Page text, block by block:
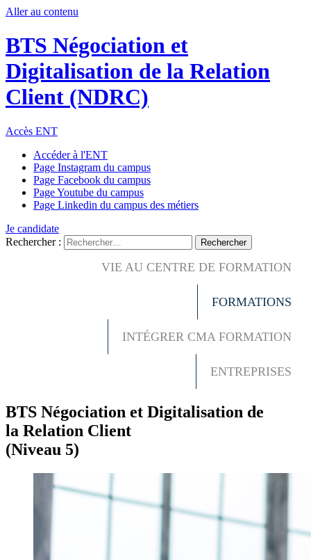
Aller au contenu
BTS Négociation et
Digitalisation de la Relation
Client (NDRC)
Accès ENT
Accéder à l'ENT
Page Instagram du campus
Page Facebook du campus
Page Youtube du campus
Page Linkedin du campus des métiers
Je candidate
Rechercher :
VIE AU CENTRE DE FORMATION
FORMATIONS
INTÉGRER CMA FORMATION
ENTREPRISES
BTS Négociation et Digitalisation de
la Relation Client
(Niveau 5)